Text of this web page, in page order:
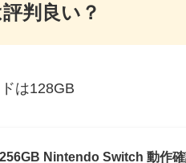
判良い？
は128GB
Nintendo Switch 動作